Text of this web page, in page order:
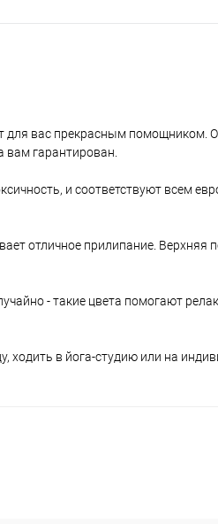
для вас прекрасным помощником.
гарантирован.
и соответствуют всем
отличное прилипание. Верхняя
- такие цвета помогают
ходить в йога-студию или на